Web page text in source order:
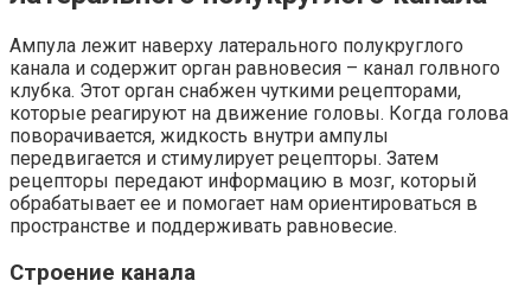
Ампула лежит наверху латерального полукруглого
канала и содержит орган равновесия – канал голвного
клубка. Этот орган снабжен чуткими рецепторами,
которые реагируют на движение головы. Когда голова
поворачивается, жидкость внутри ампулы
передвигается и стимулирует рецепторы. Затем
рецепторы передают информацию в мозг, который
обрабатывает ее и помогает нам ориентироваться в
пространстве и поддерживать равновесие.
Строение канала